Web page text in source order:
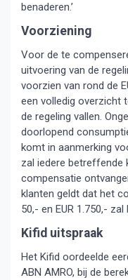
benaderen.’
Voorziening
Voor de te
uitvoering van de
voorzien van rond de
een volledig overzicht
de regeling vallen.
doorlopend
komt in aanmerking
zal iedere betreffende
compensatie
klanten geldt dat het
50,- en EUR 1.750,- zal
Kifid uitspraak
Het Kifid oordeelde
ABN AMRO, bij de